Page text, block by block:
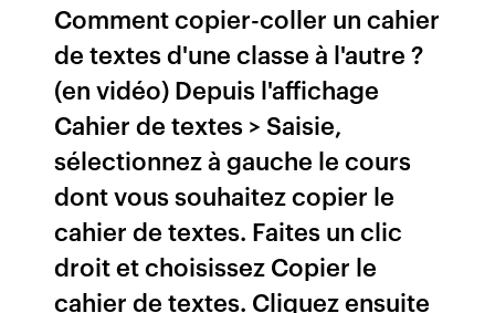
Comment copier-coller un cahier
de textes d'une classe à l'autre ?
(en vidéo) Depuis l'affichage
Cahier de textes > Saisie,
sélectionnez à gauche le cours
dont vous souhaitez copier le
cahier de textes. Faites un clic
droit et choisissez Copier le
cahier de textes. Cliquez ensuite